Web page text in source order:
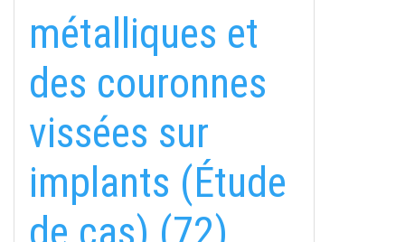
métalliques et
des couronnes
vissées sur
implants (Étude
de cas) (72)
ITT TALÁL MEG
MINKET
fab
fa-
facebook-
in
EMAILCIME
FELIRATKOZÁS